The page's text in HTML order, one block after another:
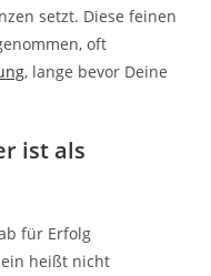
setzt. Diese feinen
oft
, lange bevor Deine
ist als
für Erfolg
heißt nicht